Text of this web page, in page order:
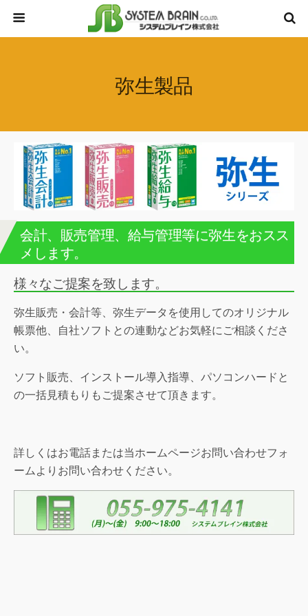
弥生製品
会計、販売管理、給与管理等に弥生をおスス
メします。
様々なご提案を致します。
弥生販売・会計等、弥生データを使用してのオリジナル
帳票他、自社ソフトとの連動などお気軽にご相談くださ
い。
ソフト販売、インストール導入指導、パソコンハードと
の一括見積もりもご提案させて頂きます。
詳しくはお電話または当ホームページお問い合わせフォ
ームよりお問い合わせください。